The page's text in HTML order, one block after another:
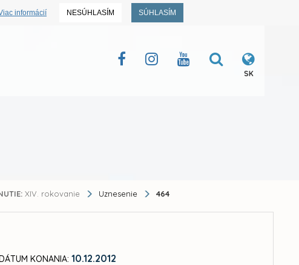
informácií NESÚHLASÍM SÚHLASÍM
SK
XIV. rokovanie Uznesenie 464
KONANIA: 10.12.2012